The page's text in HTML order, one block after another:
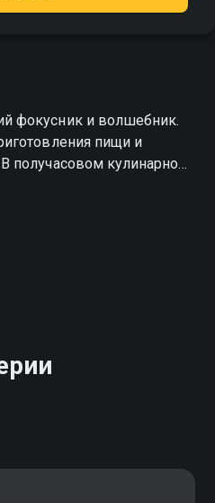
фокусник и волшебник.
пищи и
получасовом кулинарном
несколько
сериала Лазерсон.
бесплатно в
Смотрёшке